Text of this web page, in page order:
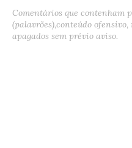
Comentários que contenham
(palavrões),conteúdo
apagados sem prévio aviso.